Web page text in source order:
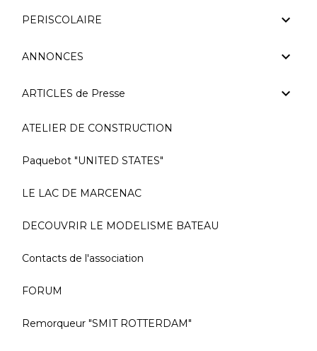
PERISCOLAIRE
ANNONCES
ARTICLES de Presse
ATELIER DE CONSTRUCTION
Paquebot "UNITED STATES"
LE LAC DE MARCENAC
DECOUVRIR LE MODELISME BATEAU
Contacts de l'association
FORUM
Remorqueur "SMIT ROTTERDAM"